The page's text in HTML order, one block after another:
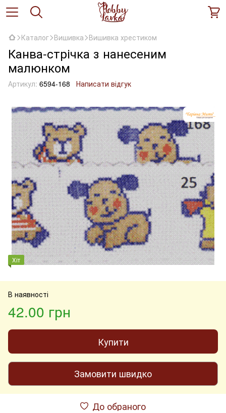
Каталог Вишивка Вишивка хрестиком
Канва-стрічка з нанесеним
малюнком
Артикул: 6594-168 Написати відгук
Хіт
В наявності
42.00 грн
Купити
Замовити швидко
До обраного